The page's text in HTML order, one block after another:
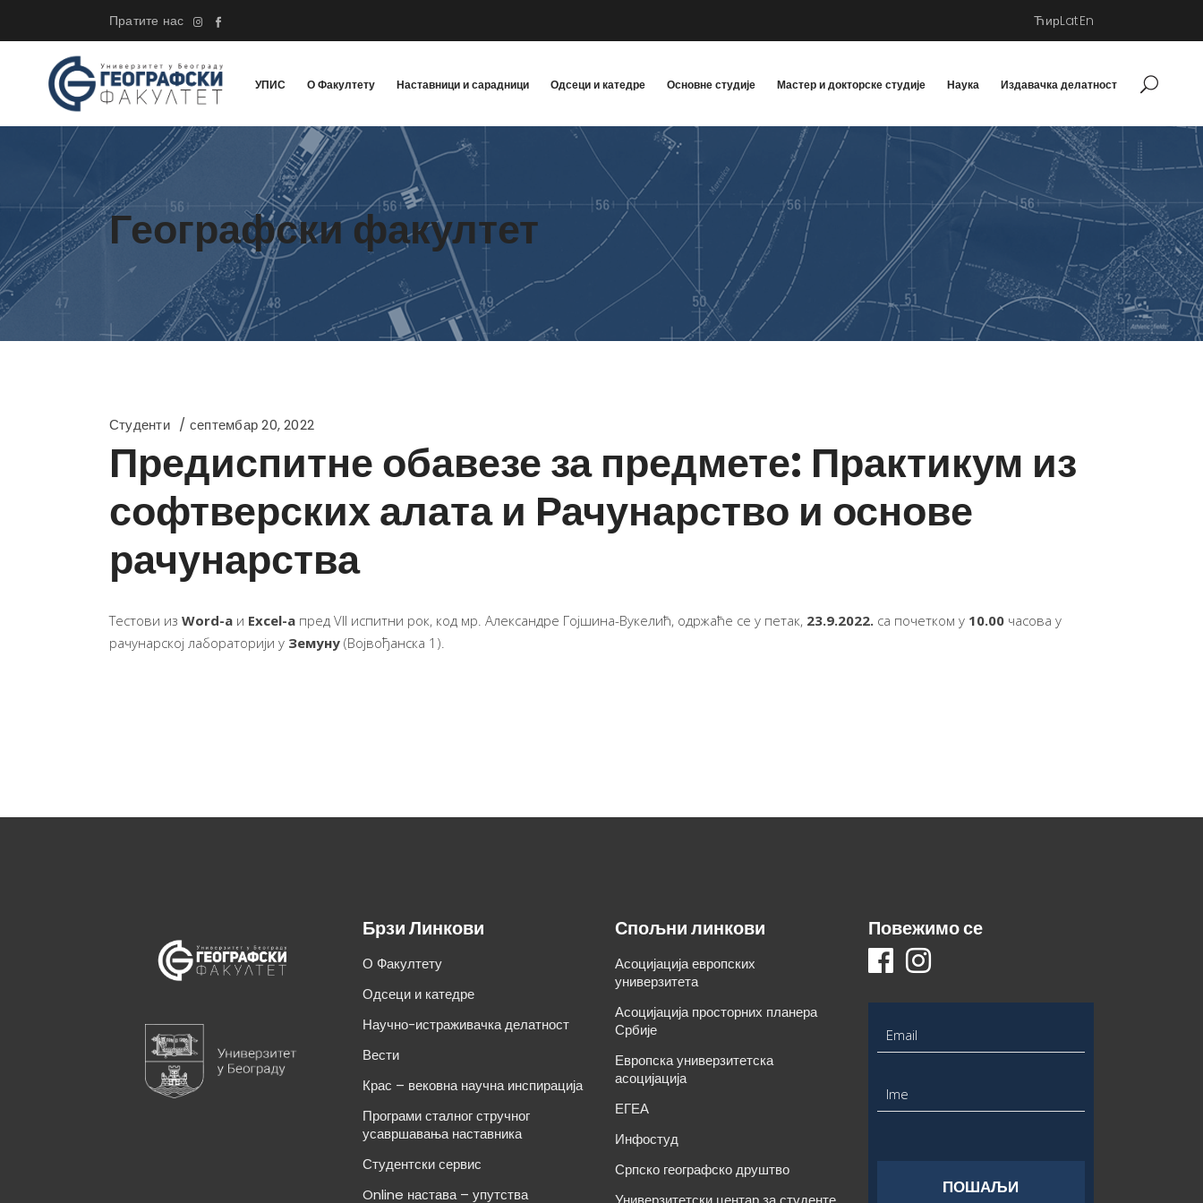
Пратите нас ЋирLatEn
УПИС О Факултету Наставници и сарадници Одсеци и катедре Основне студије Мастер и докторске студије Наука Издавачка делатност
Географски факултет
Студенти септембар 20, 2022
Предиспитне обавезе за предмете: Практикум из
софтверских алата и Рачунарство и основе
рачунарства
Тестови из Word-a и Excel-a пред VII испитни рок, код мр. Александре Гојшина-Вукелић, одржаће се у петак, 23.9.2022. са почетком у 10.00 часова у
рачунарској лабораторији у Земуну (Војвођанска 1).
Брзи Линкови
О Факултету
Одсеци и катедре
Научно-истраживачка делатност
Вести
Крас – вековна научна инспирација
Програми сталног стручног
усавршавања наставника
Студентски сервис
Online настава – упутства
Спољни линкови
Асоцијација европских
универзитета
Асоцијација просторних планера
Србије
Европска универзитетска
асоцијација
ЕГЕА
Инфостуд
Српско географско друштво
Повежимо се